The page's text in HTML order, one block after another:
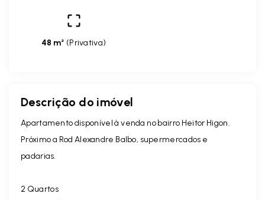
48 m² (Privativa)
Descrição do imóvel
Apartamento disponível à venda no bairro Heitor Higon.
Próximo a Rod Alexandre Balbo, supermercados e
padarias.
2 Quartos